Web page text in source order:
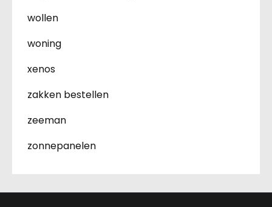
wollen
woning
xenos
zakken bestellen
zeeman
zonnepanelen